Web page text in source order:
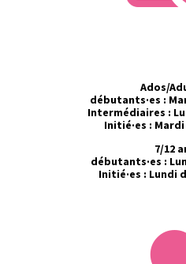
Ados/
débutants·es :
Intermédiaires :
Initié·es : Mardi
7/12
débutants·es :
Initié·es : Lundi